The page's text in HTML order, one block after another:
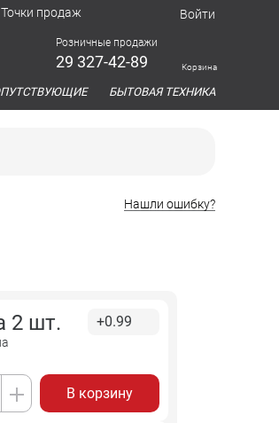
Точки продаж Войти
Розничные продажи
29 327-42-89 Корзина
БЫТОВАЯ ТЕХНИКА
Нашли ошибку?
2 шт. +0.99
В корзину